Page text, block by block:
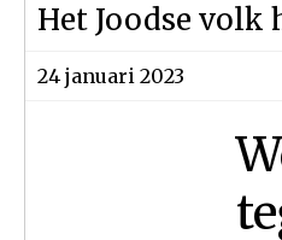
Het Joodse volk
24 januari 2023